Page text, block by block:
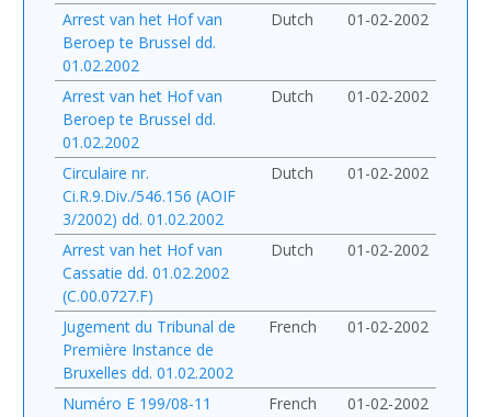
Arrest van het Hof van
Beroep te Brussel dd.
01.02.2002
Dutch 01-02-2002
Arrest van het Hof van
Beroep te Brussel dd.
01.02.2002
Dutch 01-02-2002
Circulaire nr.
Ci.R.9.Div./546.156 (AOIF
3/2002) dd. 01.02.2002
Dutch 01-02-2002
Arrest van het Hof van
Cassatie dd. 01.02.2002
(C.00.0727.F)
Dutch 01-02-2002
Jugement du Tribunal de
Première Instance de
Bruxelles dd. 01.02.2002
French 01-02-2002
Numéro E 199/08-11 French
01-02-2002